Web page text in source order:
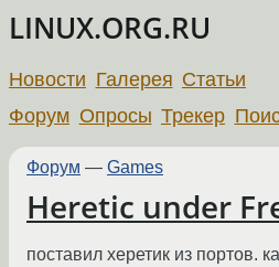
LINUX.ORG.RU
Новости Галерея Статьи
Форум Опросы Трекер
Форум — Games
Heretic under
поставил херетик из портов.